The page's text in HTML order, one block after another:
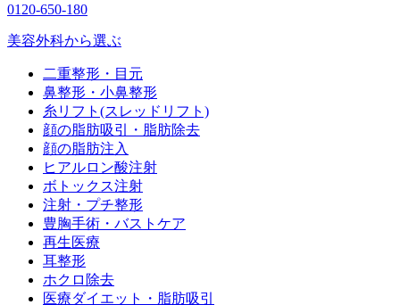
0120-650-180
美容外科から選ぶ
二重整形・目元
鼻整形・小鼻整形
糸リフト(スレッドリフト)
顔の脂肪吸引・脂肪除去
顔の脂肪注入
ヒアルロン酸注射
ボトックス注射
注射・プチ整形
豊胸手術・バストケア
再生医療
耳整形
ホクロ除去
医療ダイエット・脂肪吸引